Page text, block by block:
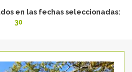
en las fechas seleccionadas:
30